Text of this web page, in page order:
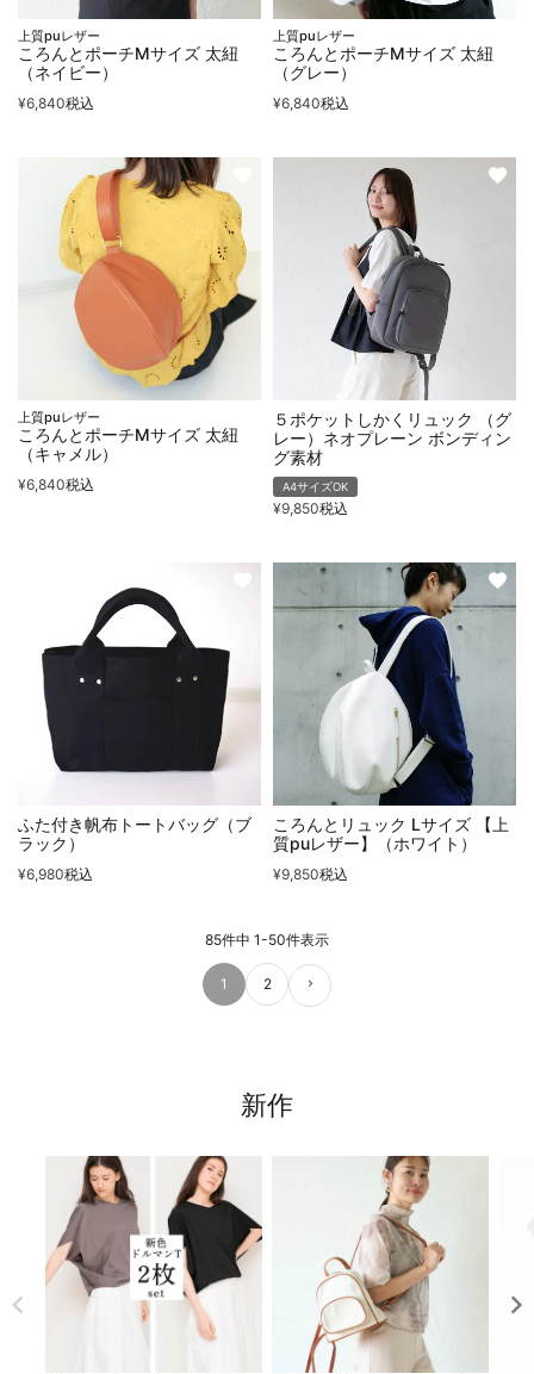
上質puレザー
ころんとポーチMサイズ 太紐
（ネイビー）
¥6,840税込
上質puレザー
ころんとポーチMサイズ 太紐
（グレー）
¥6,840税込
上質puレザー
ころんとポーチMサイズ 太紐
（キャメル）
¥6,840税込
５ポケットしかくリュック （グ
レー）ネオプレーン ボンディン
グ素材
A4サイズOK
¥9,850税込
ふた付き帆布トートバッグ（ブ
ラック）
¥6,980税込
ころんとリュック Lサイズ 【上
質puレザー】（ホワイト）
¥9,850税込
85件中 1-50件表示
1 2
新作